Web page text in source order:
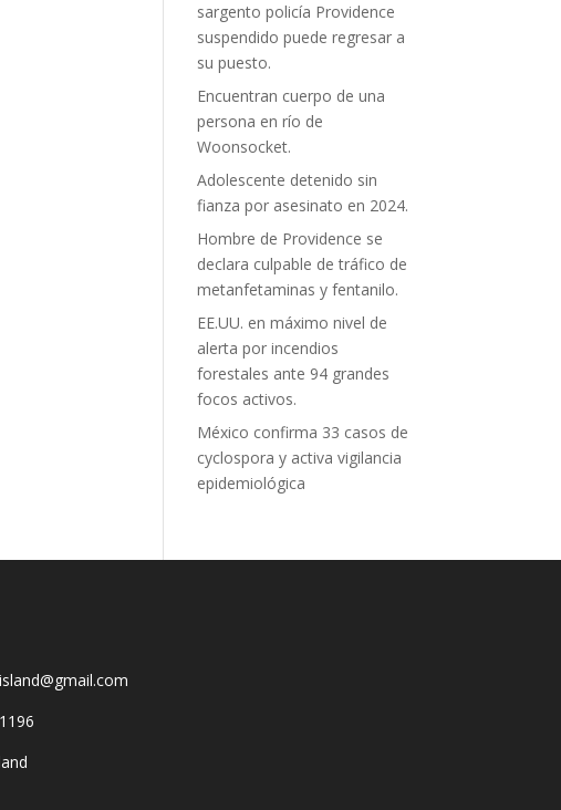
sargento policía Providence
suspendido puede regresar a
su puesto.
Encuentran cuerpo de una
persona en río de
Woonsocket.
Adolescente detenido sin
fianza por asesinato en 2024.
Hombre de Providence se
declara culpable de tráfico de
metanfetaminas y fentanilo.
EE.UU. en máximo nivel de
alerta por incendios
forestales ante 94 grandes
focos activos.
México confirma 33 casos de
cyclospora y activa vigilancia
epidemiológica